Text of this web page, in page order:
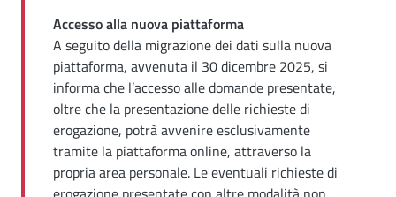
Accesso alla nuova piattaforma
A seguito della migrazione dei dati sulla nuova
piattaforma, avvenuta il 30 dicembre 2025, si
informa che l’accesso alle domande presentate,
oltre che la presentazione delle richieste di
erogazione, potrà avvenire esclusivamente
tramite la piattaforma online, attraverso la
propria area personale. Le eventuali richieste di